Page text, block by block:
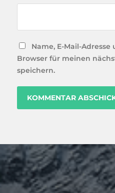
Name, E-Mail-
Browser für meinen
speichern.